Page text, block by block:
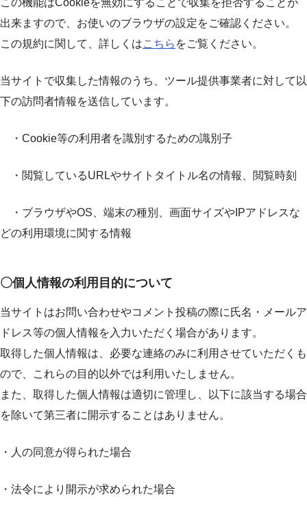
この機能はCookieを無効にすることで収集を拒否することが
出来ますので、お使いのブラウザの設定をご確認ください。
この規約に関して、詳しくはこちら をご覧ください。
当サイトで収集した情報のうち、ツール提供事業者に対して以
下の訪問者情報を送信しています。
・Cookie等の利用者を識別するための識別子
・閲覧しているURLやサイトタイトル名の情報、閲覧時刻
・ブラウザやOS、端末の種別、画面サイズやIPアドレスな
どの利用環境に関する情報
〇個人情報の利用目的について
当サイトはお問い合わせやコメント投稿の際に氏名・メールア
ドレス等の個人情報を入力いただく場合があります。
取得した個人情報は、必要な連絡のみに利用させていただくも
ので、これらの目的以外では利用いたしません。
また、取得した個人情報は適切に管理し、以下に該当する場合
を除いて第三者に開示することはありません。
・人の同意が得られた場合
・法令により開示が求められた場合